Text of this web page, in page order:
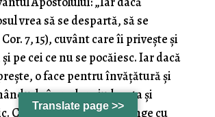
vrea să se despartă, să se
7, 15), cuvânt care îi priveşte şi
pe cei ce nu se pocăiesc. Iar dacă
o face pentru învăţătură şi
le în vedere judecata şi
Căci n-a spus că îi respinge cu
Translate page >>